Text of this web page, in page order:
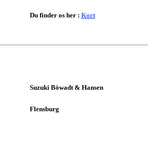
Du finder os her : Kort
Suzuki Böwadt & Hansen
Flensburg